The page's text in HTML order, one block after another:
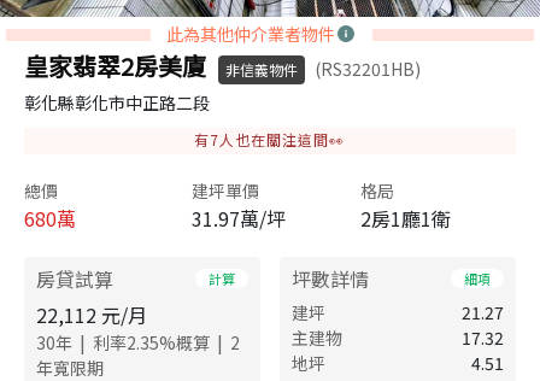
此為其他仲介業者物件
皇家翡翠2房美廈 非信義物件
(RS32201HB)
彰化縣彰化市中正路二段
有7人也在關注這間👀
總價
680萬
建坪單價
31.97萬/坪
格局
2房1廳1衛
房貸試算 計算
22,112 元/月
30年 | 利率2.35%概算 | 2
年寬限期
坪數詳情 細項
建坪
21.27
主建物
17.32
地坪
4.51